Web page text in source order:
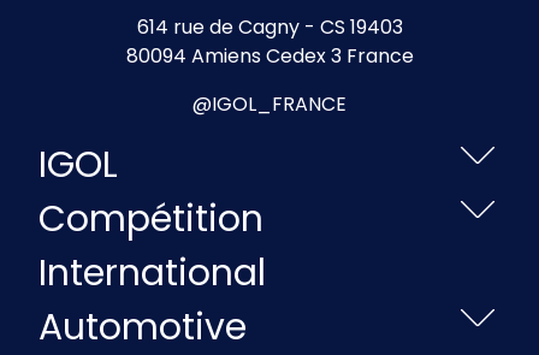
614 rue de Cagny - CS 19403
80094 Amiens Cedex 3 France
@IGOL_FRANCE
IGOL
Compétition
International
Automotive